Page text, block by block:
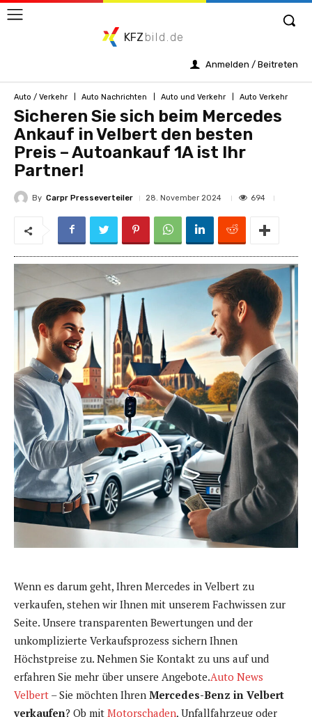
KFZ bild.de
Anmelden / Beitreten
Auto / Verkehr Auto Nachrichten Auto und Verkehr Auto Verkehr
Sicheren Sie sich beim Mercedes
Ankauf in Velbert den besten
Preis – Autoankauf 1A ist Ihr
Partner!
By Carpr Presseverteiler 28. November 2024 694
Wenn es darum geht, Ihren Mercedes in Velbert zu
verkaufen, stehen wir Ihnen mit unserem Fachwissen zur
Seite. Unsere transparenten Bewertungen und der
unkomplizierte Verkaufsprozess sichern Ihnen
Höchstpreise zu. Nehmen Sie Kontakt zu uns auf und
erfahren Sie mehr über unsere Angebote.Auto News
Velbert – Sie möchten Ihren Mercedes-Benz in Velbert
verkaufen? Ob mit Motorschaden, Unfallfahrzeug oder